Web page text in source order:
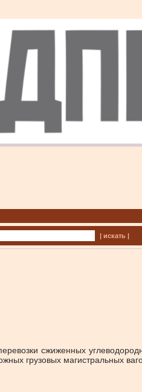
| искать |
сжиженных
грузовых магистральных